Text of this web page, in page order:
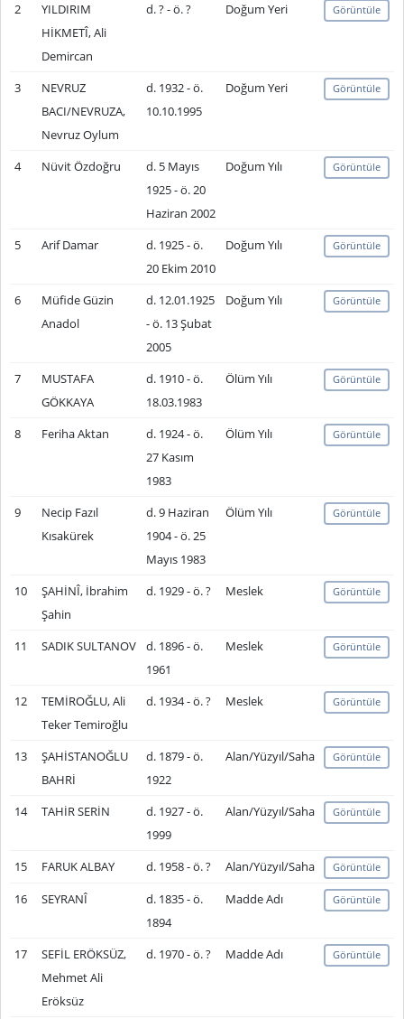
2
YILDIRIM
HİKMETÎ, Ali
Demircan
d. ? - ö. ? Doğum Yeri Görüntüle
3
NEVRUZ
BACI/NEVRUZA,
Nevruz Oylum
d. 1932 - ö.
10.10.1995
Doğum Yeri Görüntüle
4 Nüvit Özdoğru
d. 5 Mayıs
1925 - ö. 20
Haziran 2002
Doğum Yılı Görüntüle
5 Arif Damar
d. 1925 - ö.
20 Ekim 2010
Doğum Yılı Görüntüle
6
Müfide Güzin
Anadol
d. 12.01.1925
- ö. 13 Şubat
2005
Doğum Yılı Görüntüle
7
MUSTAFA
GÖKKAYA
d. 1910 - ö.
18.03.1983
Ölüm Yılı Görüntüle
8 Feriha Aktan
d. 1924 - ö.
27 Kasım
1983
Ölüm Yılı Görüntüle
9
Necip Fazıl
Kısakürek
d. 9 Haziran
1904 - ö. 25
Mayıs 1983
Ölüm Yılı Görüntüle
10
ŞAHİNÎ, İbrahim
Şahin
d. 1929 - ö. ? Meslek Görüntüle
11 SADIK SULTANOV
d. 1896 - ö.
1961
Meslek Görüntüle
12
TEMİROĞLU, Ali
Teker Temiroğlu
d. 1934 - ö. ? Meslek Görüntüle
13
ŞAHİSTANOĞLU
BAHRİ
d. 1879 - ö.
1922
Alan/Yüzyıl/Saha Görüntüle
14 TAHİR SERİN
d. 1927 - ö.
1999
Alan/Yüzyıl/Saha Görüntüle
15 FARUK ALBAY d. 1958 - ö. ? Alan/Yüzyıl/Saha Görüntüle
16 SEYRANÎ
d. 1835 - ö.
1894
Madde Adı Görüntüle
17
SEFİL ERÖKSÜZ,
Mehmet Ali
Eröksüz
d. 1970 - ö. ? Madde Adı Görüntüle